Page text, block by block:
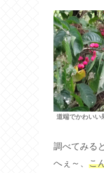
道端でかわいい
調べてみる
へぇ～、 こ